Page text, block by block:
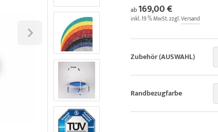
ab 169,00 €
inkl. 19 % MwSt. zzgl.Versand
Zubehör (AUSWAHL)
Randbezugfarbe